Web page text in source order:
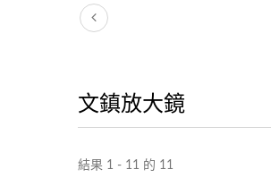
文鎮放大鏡
結果 1 - 11 的 11
LED燈閱讀用大放大鏡